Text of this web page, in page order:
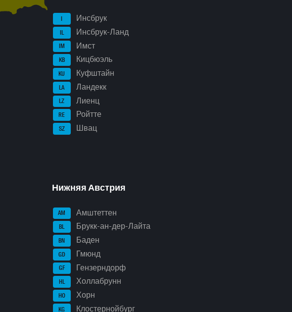
I Инсбрук
IL Инсбрук-Ланд
IM Имст
KB Кицбюэль
KU Куфштайн
LA Ландекк
LZ Лиенц
RE Ройтте
SZ Швац
Нижняя Австрия
AM Амштеттен
BL Брукк-ан-дер-Лайта
BN Баден
GD Гмюнд
GF Гензерндорф
HL Холлабрунн
HO Хорн
KG Клостернойбург